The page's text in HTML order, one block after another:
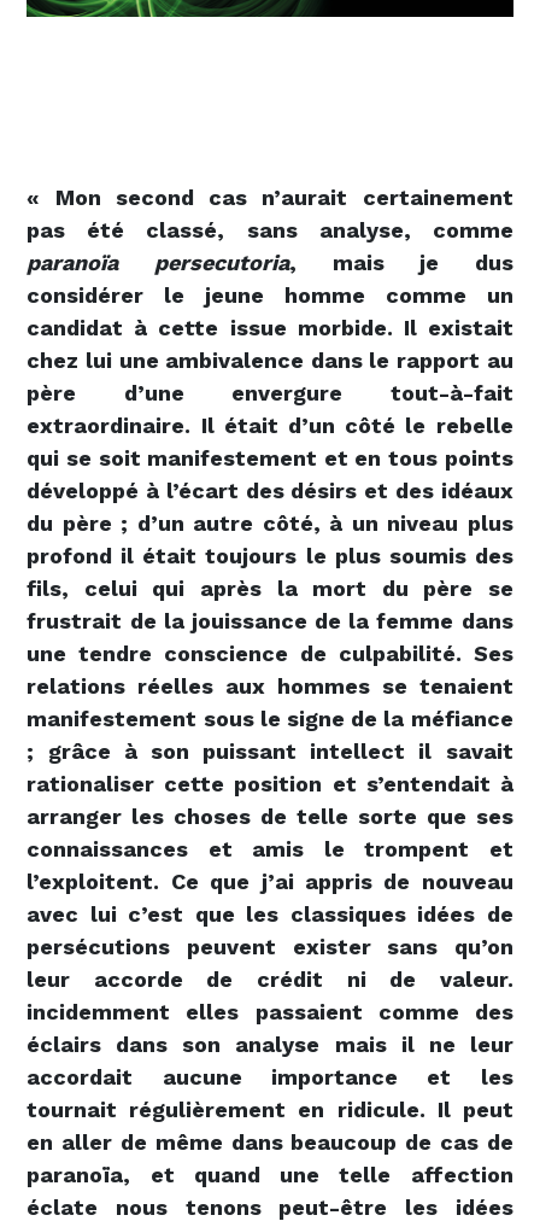
« Mon second cas n’aurait certainement
pas été classé, sans analyse, comme
paranoïa persecutoria, mais je dus
considérer le jeune homme comme un
candidat à cette issue morbide. Il existait
chez lui une ambivalence dans le rapport au
père d’une envergure tout-à-fait
extraordinaire. Il était d’un côté le rebelle
qui se soit manifestement et en tous points
développé à l’écart des désirs et des idéaux
du père ; d’un autre côté, à un niveau plus
profond il était toujours le plus soumis des
fils, celui qui après la mort du père se
frustrait de la jouissance de la femme dans
une tendre conscience de culpabilité. Ses
relations réelles aux hommes se tenaient
manifestement sous le signe de la méfiance
; grâce à son puissant intellect il savait
rationaliser cette position et s’entendait à
arranger les choses de telle sorte que ses
connaissances et amis le trompent et
l’exploitent. Ce que j’ai appris de nouveau
avec lui c’est que les classiques idées de
persécutions peuvent exister sans qu’on
leur accorde de crédit ni de valeur.
incidemment elles passaient comme des
éclairs dans son analyse mais il ne leur
accordait aucune importance et les
tournait régulièrement en ridicule. Il peut
en aller de même dans beaucoup de cas de
paranoïa, et quand une telle affection
éclate nous tenons peut-être les idées